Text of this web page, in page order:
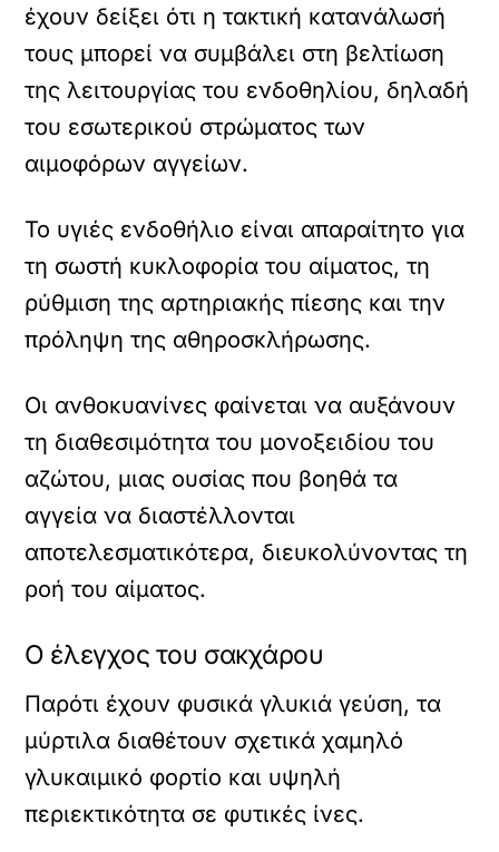
έχουν δείξει ότι η τακτική κατανάλωσή
τους μπορεί να συμβάλει στη βελτίωση
της λειτουργίας του ενδοθηλίου, δηλαδή
του εσωτερικού στρώματος των
αιμοφόρων αγγείων.
Το υγιές ενδοθήλιο είναι απαραίτητο για
τη σωστή κυκλοφορία του αίματος, τη
ρύθμιση της αρτηριακής πίεσης και την
πρόληψη της αθηροσκλήρωσης.
Οι ανθοκυανίνες φαίνεται να αυξάνουν
τη διαθεσιμότητα του μονοξειδίου του
αζώτου, μιας ουσίας που βοηθά τα
αγγεία να διαστέλλονται
αποτελεσματικότερα, διευκολύνοντας τη
ροή του αίματος.
Ο έλεγχος του σακχάρου
Παρότι έχουν φυσικά γλυκιά γεύση, τα
μύρτιλα διαθέτουν σχετικά χαμηλό
γλυκαιμικό φορτίο και υψηλή
περιεκτικότητα σε φυτικές ίνες.